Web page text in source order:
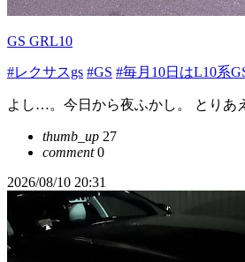
GS GRL10
#レクサスgs #GS #毎月10日はL10系
よし…。今日から夜ふかし。 とりあ
thumb_up 27
comment0
2026/08/10 20:31